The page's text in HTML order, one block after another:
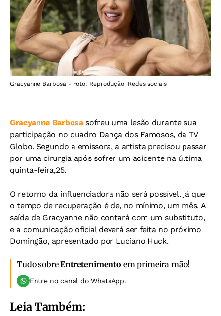
Gracyanne Barbosa - Foto: Reprodução| Redes sociais
Gracyanne Barbosa sofreu uma lesão durante sua
participação no quadro Dança dos Famosos, da TV
Globo. Segundo a emissora, a artista precisou passar
por uma cirurgia após sofrer um acidente na última
quinta-feira,25.
O retorno da influenciadora não será possível, já que
o tempo de recuperação é de, no mínimo, um mês. A
saída de Gracyanne não contará com um substituto,
e a comunicação oficial deverá ser feita no próximo
Domingão, apresentado por Luciano Huck.
Tudo sobreEntretenimento em primeira mão!
Entre no canal do WhatsApp.
Leia Também: